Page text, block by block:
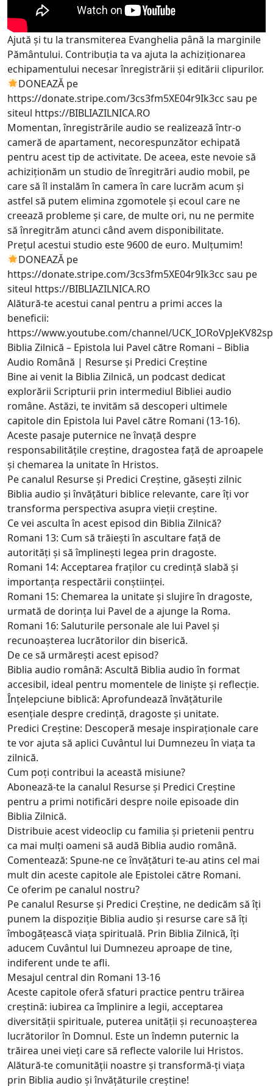
Ajută și tu la transmiterea Evanghelia până la marginile
Pământului. Contribuția ta va ajuta la achiziționarea
echipamentului necesar înregistrării și editării clipurilor.
DONEAZĂ pe
https://donate.stripe.com/3cs3fm5XE04r9Ik3cc sau pe
siteul https://BIBLIAZILNICA.RO
Momentan, înregistrările audio se realizează într-o
cameră de apartament, necorespunzător echipată
pentru acest tip de activitate. De aceea, este nevoie să
achiziționăm un studio de înregitrări audio mobil, pe
care să îl instalăm în camera în care lucrăm acum și
astfel să putem elimina zgomotele și ecoul care ne
creează probleme și care, de multe ori, nu ne permite
să înregitrăm atunci când avem disponibilitate.
Prețul acestui studio este 9600 de euro. Mulțumim!
DONEAZĂ pe
https://donate.stripe.com/3cs3fm5XE04r9Ik3cc sau pe
siteul https://BIBLIAZILNICA.RO
Alătură-te acestui canal pentru a primi acces la
beneficii:
https://www.youtube.com/channel/
Biblia Zilnică – Epistola lui Pavel către Romani – Biblia
Audio Română | Resurse și Predici Creștine
Bine ai venit la Biblia Zilnică, un podcast dedicat
explorării Scripturii prin intermediul Bibliei audio
române. Astăzi, te invităm să descoperi ultimele
capitole din Epistola lui Pavel către Romani (13-16).
Aceste pasaje puternice ne învață despre
responsabilitățile creștine, dragostea față de aproapele
și chemarea la unitate în Hristos.
Pe canalul Resurse și Predici Creștine, găsești zilnic
Biblia audio și învățături biblice relevante, care îți vor
transforma perspectiva asupra vieții creștine.
Ce vei asculta în acest episod din Biblia Zilnică?
Romani 13: Cum să trăiești în ascultare față de
autorități și să împlinești legea prin dragoste.
Romani 14: Acceptarea fraților cu credință slabă și
importanța respectării conștiinței.
Romani 15: Chemarea la unitate și slujire în dragoste,
urmată de dorința lui Pavel de a ajunge la Roma.
Romani 16: Saluturile personale ale lui Pavel și
recunoașterea lucrătorilor din biserică.
De ce să urmărești acest episod?
Biblia audio română: Ascultă Biblia audio în format
accesibil, ideal pentru momentele de liniște și reflecție.
Înțelepciune biblică: Aprofundează învățăturile
esențiale despre credință, dragoste și unitate.
Predici Creștine: Descoperă mesaje inspiraționale care
te vor ajuta să aplici Cuvântul lui Dumnezeu în viața ta
zilnică.
Cum poți contribui la această misiune?
Abonează-te la canalul Resurse și Predici Creștine
pentru a primi notificări despre noile episoade din
Biblia Zilnică.
Distribuie acest videoclip cu familia și prietenii pentru
ca mai mulți oameni să audă Biblia audio română.
Comentează: Spune-ne ce învățături te-au atins cel mai
mult din aceste capitole ale Epistolei către Romani.
Ce oferim pe canalul nostru?
Pe canalul Resurse și Predici Creștine, ne dedicăm să îți
punem la dispoziție Biblia audio și resurse care să îți
îmbogățească viața spirituală. Prin Biblia Zilnică, îți
aducem Cuvântul lui Dumnezeu aproape de tine,
indiferent unde te afli.
Mesajul central din Romani 13-16
Aceste capitole oferă sfaturi practice pentru trăirea
creștină: iubirea ca împlinire a legii, acceptarea
diversității spirituale, puterea unității și recunoașterea
lucrătorilor în Domnul. Este un îndemn puternic la
trăirea unei vieți care să reflecte valorile lui Hristos.
Alătură-te comunității noastre și transformă-ți viața
prin Biblia audio și învățăturile creștine!